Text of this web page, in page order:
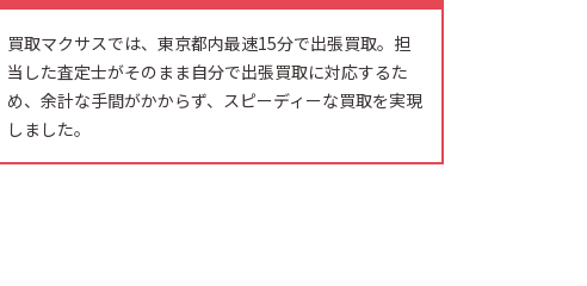
買取マクサスでは、東京都内最速15分で出張買取。担
当した査定士がそのまま自分で出張買取に対応するた
め、余計な手間がかからず、スピーディーな買取を実現
しました。